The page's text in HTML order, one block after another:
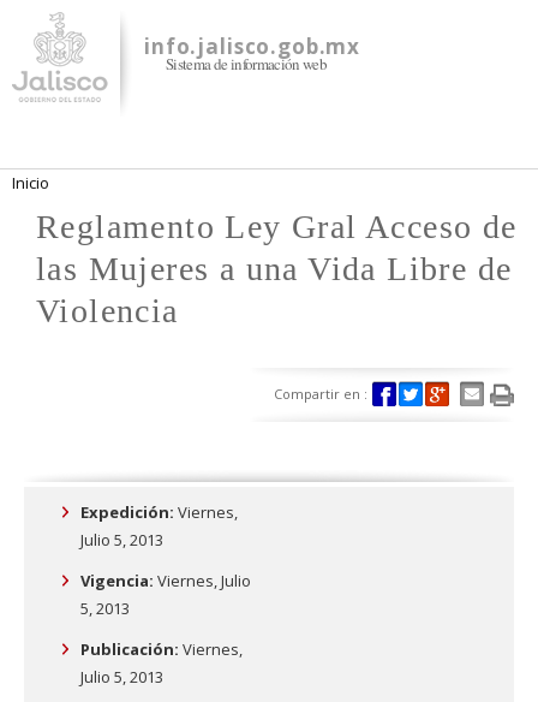
contenido
principal
info.jalisco.gob.mx
Sistema de información web
Se encuentra usted aquí
Inicio
Reglamento Ley Gral Acceso de
las Mujeres a una Vida Libre de
Violencia
Compartir en :
Expedición: Viernes,
Julio 5, 2013
Vigencia: Viernes, Julio
5, 2013
Publicación: Viernes,
Julio 5, 2013